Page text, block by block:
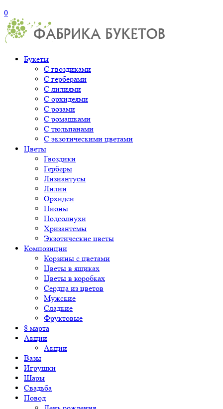
0
Букеты
С гвоздиками
С герберами
С лилиями
С орхидеями
С розами
С ромашками
С тюльпанами
С экзотическими цветами
Цветы
Гвоздики
Герберы
Лизиантусы
Лилии
Орхидеи
Пионы
Подсолнухи
Хризантемы
Экзотические цветы
Композиции
Корзины с цветами
Цветы в ящиках
Цветы в коробках
Сердца из цветов
Мужские
Сладкие
Фруктовые
8 марта
Акции
Акции
Вазы
Игрушки
Шары
Свадьба
Повод